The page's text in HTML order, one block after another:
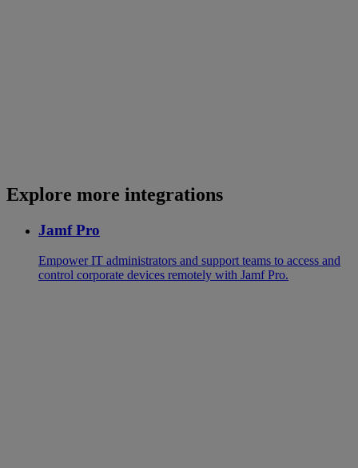
Explore more integrations
Jamf Pro
Empower IT administrators and support teams to access and
control corporate devices remotely with Jamf Pro.